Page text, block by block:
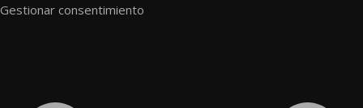
Gestionar consentimiento